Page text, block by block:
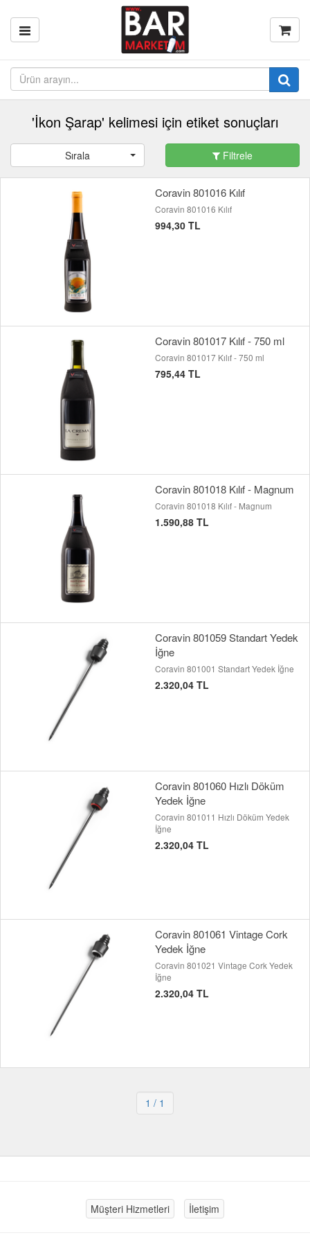
'İkon Şarap' kelimesi için etiket sonuçları
Sırala Filtrele
Coravin 801016 Kılıf
Coravin 801016 Kılıf
994,30 TL
Coravin 801017 Kılıf - 750 ml
Coravin 801017 Kılıf - 750 ml
795,44 TL
Coravin 801018 Kılıf - Magnum
Coravin 801018 Kılıf - Magnum
1.590,88 TL
Coravin 801059 Standart Yedek
İğne
Coravin 801001 Standart Yedek İğne
2.320,04 TL
Coravin 801060 Hızlı Döküm
Yedek İğne
Coravin 801011 Hızlı Döküm Yedek
İğne
2.320,04 TL
Coravin 801061 Vintage Cork
Yedek İğne
Coravin 801021 Vintage Cork Yedek
İğne
2.320,04 TL
1 / 1
Müşteri Hizmetleri İletişim